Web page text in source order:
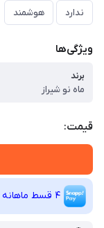
ندارد هوشمند
ویژگی‌ها
برند
ماه نو شیراز
قیمت:
4 قسط ماهانه 2,512,500 تومانی با اسنپ ‌پی! (بدون کارمزد)